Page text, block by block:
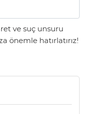
ve suç unsuru
önemle hatırlatırız!